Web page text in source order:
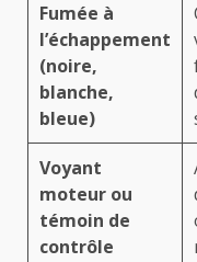
Fumée à
l’échappement
(noire,
blanche,
bleue)
Voyant
moteur ou
témoin de
contrôle